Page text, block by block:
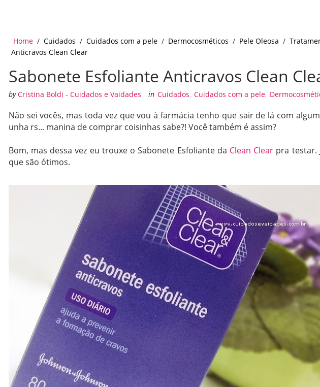
Home / Cuidados / Cuidados com a pele / Dermocosméticos / Pele Oleosa /
Anticravos Clean Clear
Sabonete Esfoliante Anticravos Clean
by Cristina Boldi - Cuidados e Vaidades in Cuidados, Cuidados com a pele,
Não sei vocês, mas toda vez que vou à farmácia tenho que sair de lá com
unha rs... manina de comprar coisinhas sabe?! Você também é assim?
Bom, mas dessa vez eu trouxe o Sabonete Esfoliante da Clean Clear pra testar.
que são ótimos.